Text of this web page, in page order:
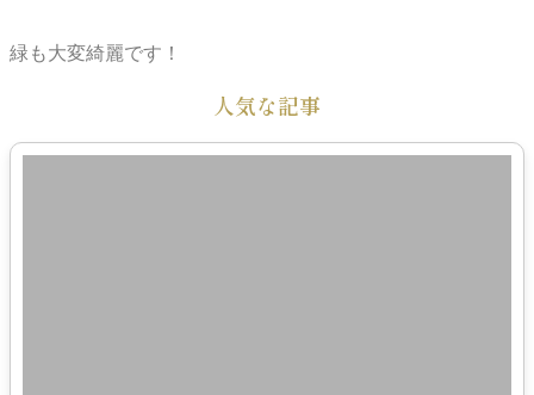
緑も大変綺麗です！
人気な記事